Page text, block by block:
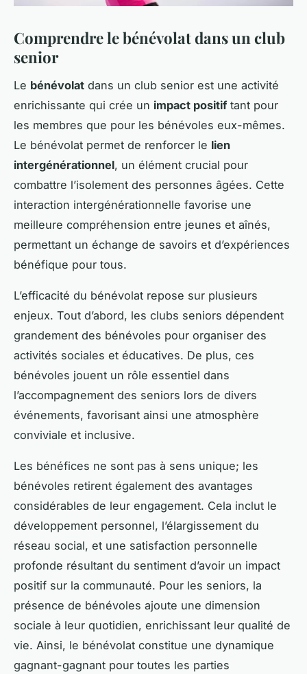
Comprendre le bénévolat dans un club
senior
Le bénévolat dans un club senior est une activité
enrichissante qui crée un impact positiftant pour
les membres que pour les bénévoles eux-mêmes.
Le bénévolat permet de renforcer le lien
intergénérationnel, un élément crucial pour
combattre l’isolement des personnes âgées. Cette
interaction intergénérationnelle favorise une
meilleure compréhension entre jeunes et aînés,
permettant un échange de savoirs et d’expériences
bénéfique pour tous.
L’efficacité du bénévolat repose sur plusieurs
enjeux. Tout d’abord, les clubs seniors dépendent
grandement des bénévoles pour organiser des
activités sociales et éducatives. De plus, ces
bénévoles jouent un rôle essentiel dans
l’accompagnement des seniors lors de divers
événements, favorisant ainsi une atmosphère
conviviale et inclusive.
Les bénéfices ne sont pas à sens unique; les
bénévoles retirent également des avantages
considérables de leur engagement. Cela inclut le
développement personnel, l’élargissement du
réseau social, et une satisfaction personnelle
profonde résultant du sentiment d’avoir un impact
positif sur la communauté. Pour les seniors, la
présence de bénévoles ajoute une dimension
sociale à leur quotidien, enrichissant leur qualité de
vie. Ainsi, le bénévolat constitue une dynamique
gagnant-gagnant pour toutes les parties